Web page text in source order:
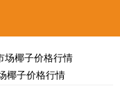
椰子价格行情